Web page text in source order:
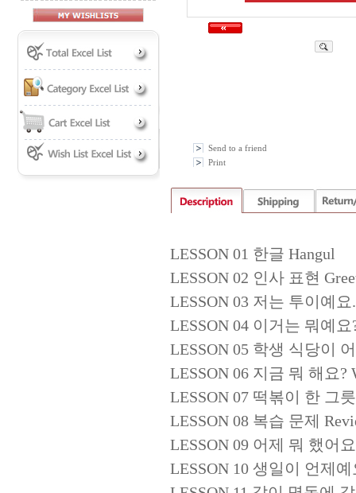
Send to a friend
Print
LESSON 01 한글 Hangul
LESSON 02 인사 표현
LESSON 03 저는 투이예요
LESSON 04 이거는 뭐예요
LESSON 05 학생 식당이
LESSON 06 지금 뭐 해요?
LESSON 07 떡볶이 한 그
LESSON 08 복습 문제
LESSON 09 어제 뭐 했어
LESSON 10 생일이 언제